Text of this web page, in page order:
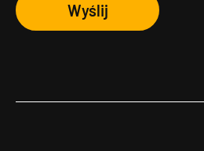
Wyślij